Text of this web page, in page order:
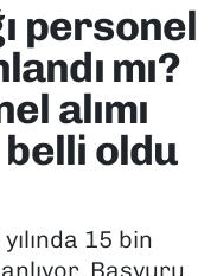
personel
mı?
alımı
oldu
15 bin
Başvuru